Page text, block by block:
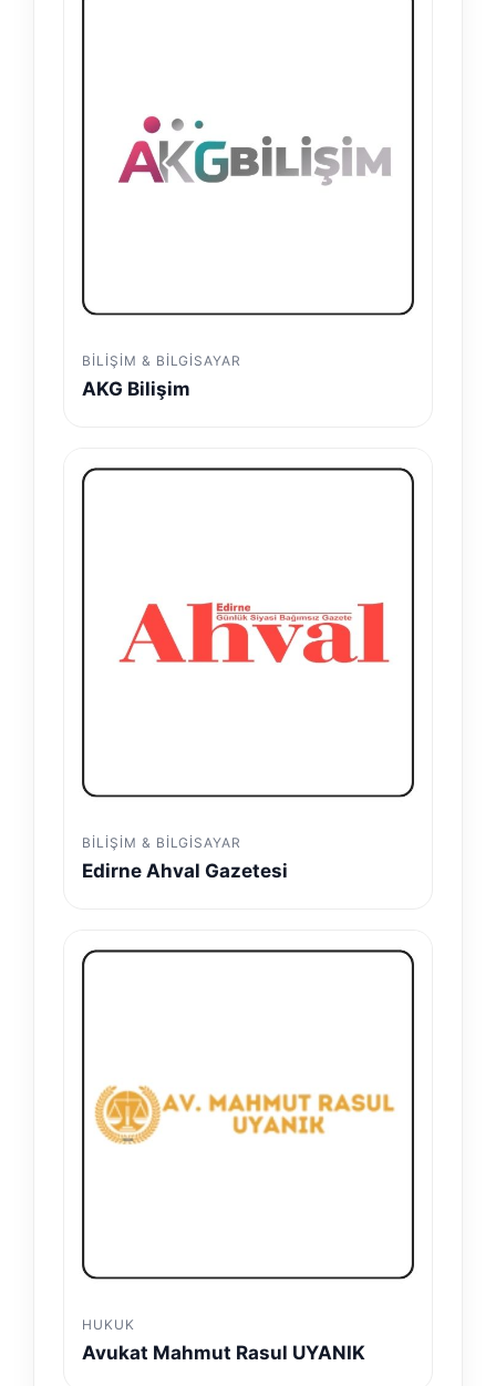
BILIŞIM & BILGISAYAR
AKG Bilişim
BILIŞIM & BILGISAYAR
Edirne Ahval Gazetesi
HUKUK
Avukat Mahmut Rasul UYANIK